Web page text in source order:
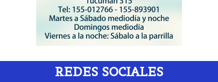
REDES SOCIALES